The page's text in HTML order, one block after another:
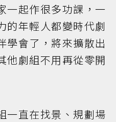
一起作很多功課，一
的年輕人都變時代劇
學會了，將來擴散出
他劇組不用再從零開
一直在找景、規劃場